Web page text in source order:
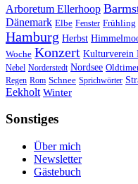
Arboretum Ellerhoop
Dänemark Elbe Fenster Frühling
Hamburg Herbst
Woche Konzert Kulturverein
Nebel Norderstedt Nordsee
Regen Rom Schnee Sprichwörter
Eekholt Winter
Sonstiges
Über mich
Newsletter
Gästebuch